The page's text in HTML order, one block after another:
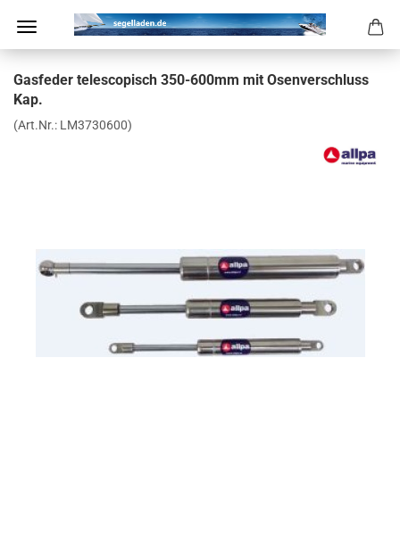
Gas­fe­der te­le­scopisch 350-​600mm mit Osen­ver­schluss
Kap.
(Art.Nr.: LM3730600)